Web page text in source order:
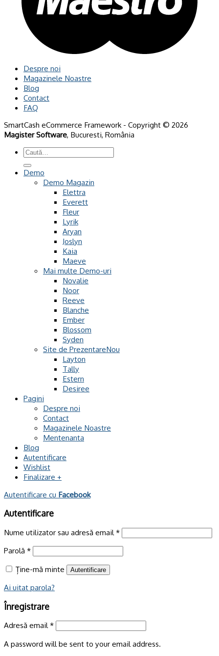
Despre noi
Magazinele Noastre
Blog
Contact
FAQ
SmartCash eCommerce Framework - Copyright © 2026
Magister Software, Bucuresti, România
Caută
Demo
Demo Magazin
Elettra
Everett
Fleur
Lyrik
Aryan
Joslyn
Kaia
Maeve
Mai multe Demo-uri
Novalie
Noor
Reeve
Blanche
Ember
Blossom
Syden
Site de Prezentare
Layton
Tally
Estern
Desiree
Pagini
Despre noi
Contact
Magazinele Noastre
Mentenanta
Blog
Autentificare
Wishlist
Finalizare +
Autentificare cu Facebook
Autentificare
Nume utilizator sau adresă email*
Parolă *
Ține-mă minte
Autentificare
Ai uitat parola?
Înregistrare
Adresă email*
A password will be sent to your email address.